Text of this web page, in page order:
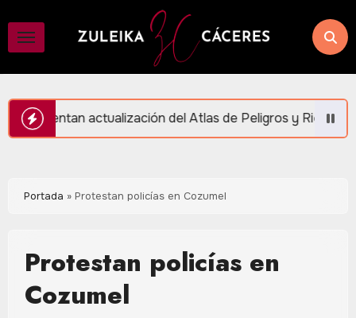
contenido
del Atlas de Peligros y Riesgos en Puerto Morelos
Portada » Protestan policías en Cozumel
Protestan policías en
Cozumel